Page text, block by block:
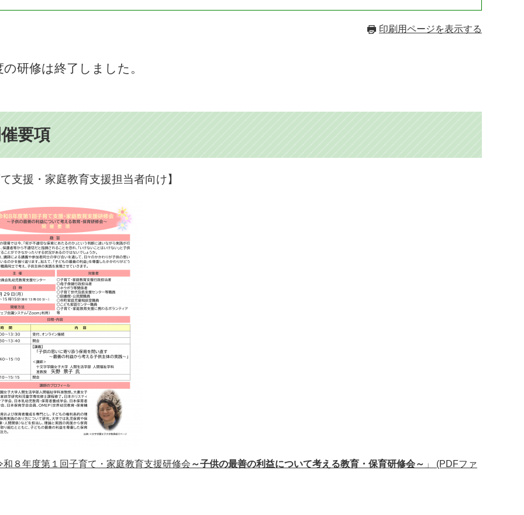
印刷用ページを表示する
の研修は終了しました。
要項
支援・家庭教育支援担当者向け】
和８年度第１回子育て・家庭教育支援研修会 ～子供の最善の利益について考える教育・保育研修会～ 」 (PDFファ